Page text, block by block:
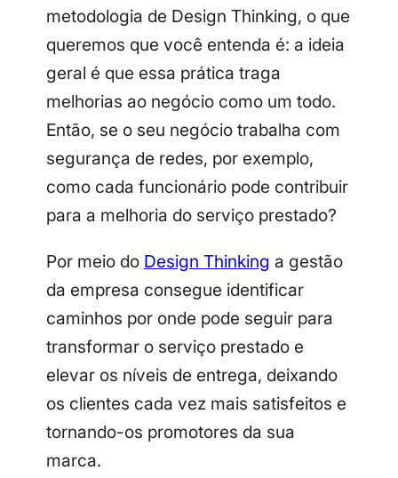
metodologia de Design Thinking, o que
queremos que você entenda é: a ideia
geral é que essa prática traga
melhorias ao negócio como um todo.
Então, se o seu negócio trabalha com
segurança de redes, por exemplo,
como cada funcionário pode contribuir
para a melhoria do serviço prestado?
Por meio do Design Thinking a gestão
da empresa consegue identificar
caminhos por onde pode seguir para
transformar o serviço prestado e
elevar os níveis de entrega, deixando
os clientes cada vez mais satisfeitos e
tornando-os promotores da sua
marca.